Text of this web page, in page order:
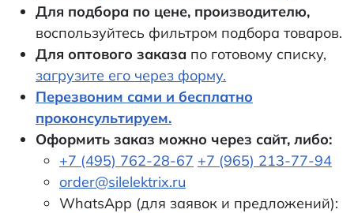
Для подбора по цене, производителю,
воспользуйтесь фильтром подбора товаров.
Для оптового заказа по готовому списку,
загрузите его через форму.
Перезвоним сами и бесплатно
проконсультируем.
Оформить заказ можно через сайт, либо:
+7 (495) 762-28-67 +7 (965) 213-77-94
order@silelektrix.ru
WhatsApp (для заявок и предложений):